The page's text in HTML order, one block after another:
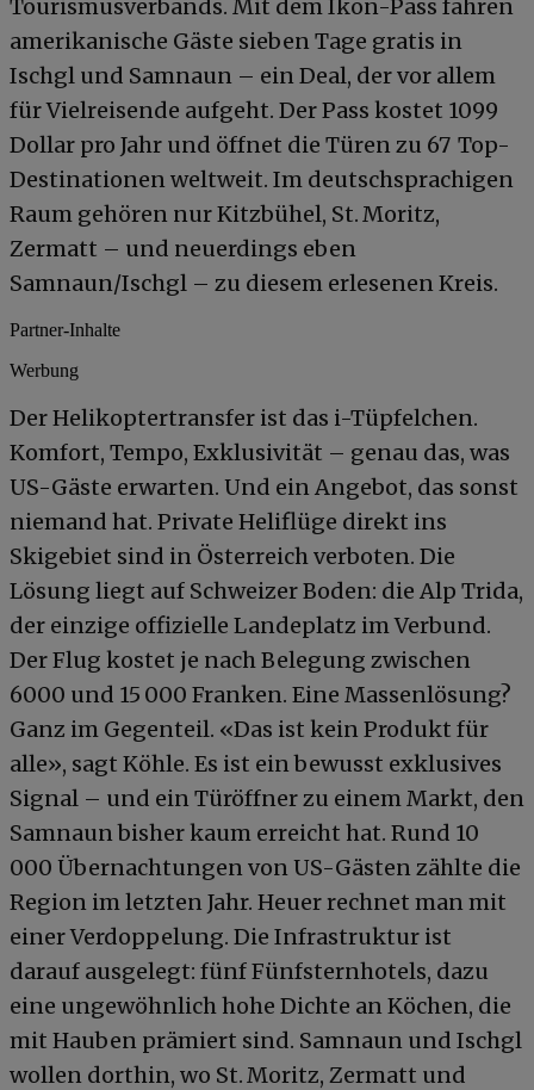
Tourismusverbands. Mit dem Ikon-Pass fahren
amerikanische Gäste sieben Tage gratis in
Ischgl und Samnaun – ein Deal, der vor allem
für Vielreisende aufgeht. Der Pass kostet 1099
Dollar pro Jahr und öffnet die Türen zu 67 Top-
Destinationen weltweit. Im deutschsprachigen
Raum gehören nur Kitzbühel, St. Moritz,
Zermatt – und neuerdings eben
Samnaun/Ischgl – zu diesem erlesenen Kreis.
Partner-Inhalte
Werbung
Der Helikoptertransfer ist das i-Tüpfelchen.
Komfort, Tempo, Exklusivität – genau das, was
US-Gäste erwarten. Und ein Angebot, das sonst
niemand hat. Private Heliflüge direkt ins
Skigebiet sind in Österreich verboten. Die
Lösung liegt auf Schweizer Boden: die Alp Trida,
der einzige offizielle Landeplatz im Verbund.
Der Flug kostet je nach Belegung zwischen
6000 und 15 000 Franken. Eine Massenlösung?
Ganz im Gegenteil. «Das ist kein Produkt für
alle», sagt Köhle. Es ist ein bewusst exklusives
Signal – und ein Türöffner zu einem Markt, den
Samnaun bisher kaum erreicht hat. Rund 10
000 Übernachtungen von US-Gästen zählte die
Region im letzten Jahr. Heuer rechnet man mit
einer Verdoppelung. Die Infrastruktur ist
darauf ausgelegt: fünf Fünfsternhotels, dazu
eine ungewöhnlich hohe Dichte an Köchen, die
mit Hauben prämiert sind. Samnaun und Ischgl
wollen dorthin, wo St. Moritz, Zermatt und